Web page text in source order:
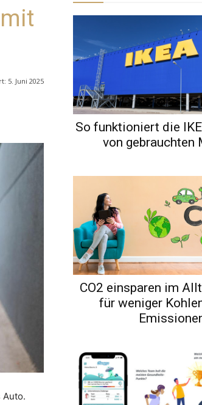
5. Juni 2025
Auto.
So funktioniert die
von gebrauchten
CO2 einsparen im
für weniger